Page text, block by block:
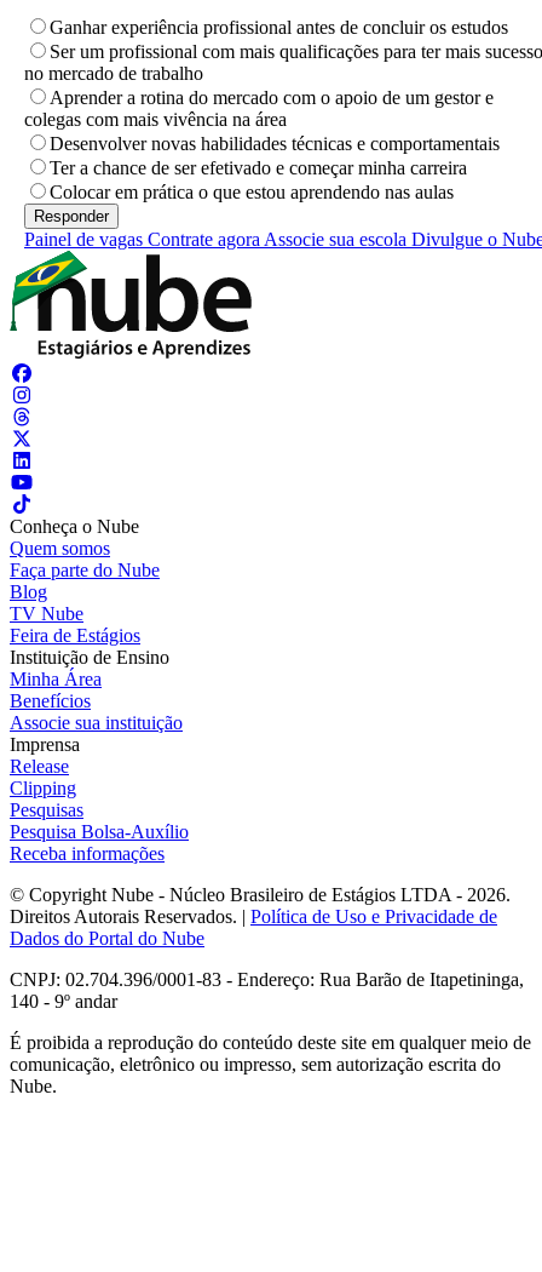
Ganhar experiência profissional antes de concluir os estudos
Ser um profissional com mais qualificações para ter mais sucesso
no mercado de trabalho
Aprender a rotina do mercado com o apoio de um gestor e
colegas com mais vivência na área
Desenvolver novas habilidades técnicas e comportamentais
Ter a chance de ser efetivado e começar minha carreira
Colocar em prática o que estou aprendendo nas aulas
Painel de vagas Contrate agora Associe sua escola Divulgue o
Conheça o Nube
Quem somos
Faça parte do Nube
Blog
TV Nube
Feira de Estágios
Instituição de Ensino
Minha Área
Benefícios
Associe sua instituição
Imprensa
Release
Clipping
Pesquisas
Pesquisa Bolsa-Auxílio
Receba informações
© Copyright Nube - Núcleo Brasileiro de Estágios LTDA - 2026.
Direitos Autorais Reservados. | Política de Uso e Privacidade de
Dados do Portal do Nube
CNPJ: 02.704.396/0001-83 - Endereço: Rua Barão de Itapetininga,
140 - 9º andar
É proibida a reprodução do conteúdo deste site em qualquer meio de
comunicação, eletrônico ou impresso, sem autorização escrita do
Nube.